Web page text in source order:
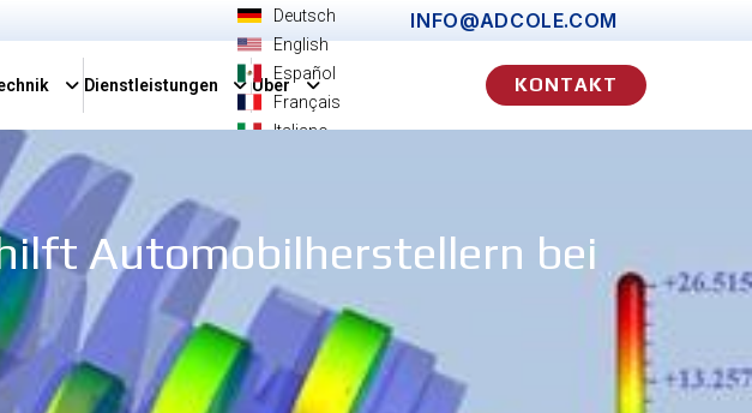
Deutsch
English
Español
Français
Italiano
Português
INFO@ADCOLE.COM
Dienstleistungen Über KONTAKT
Automobilherstellern bei